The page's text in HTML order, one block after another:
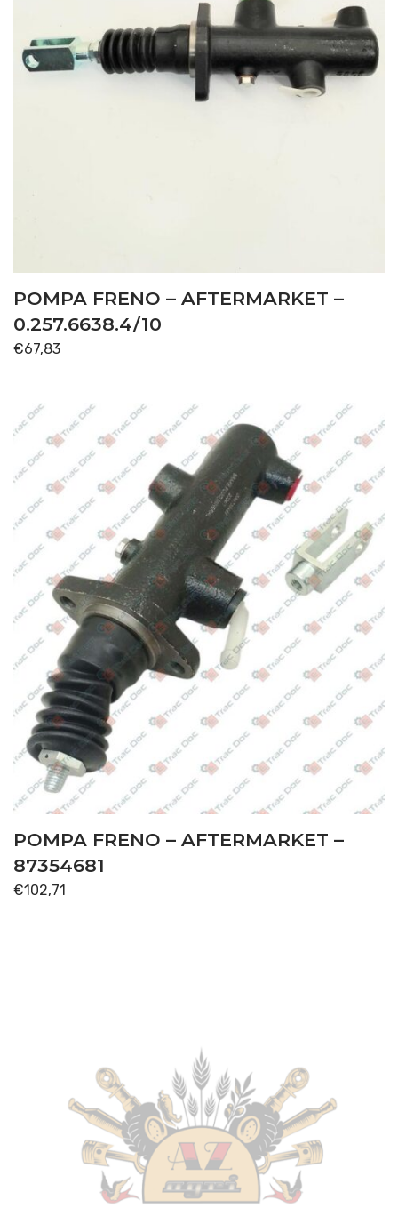
POMPA FRENO – AFTERMARKET –
0.257.6638.4/10
€67,83
POMPA FRENO – AFTERMARKET –
87354681
€102,71